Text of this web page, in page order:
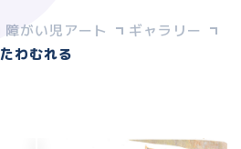
障がい児アート
ギャラリー
たわむれる